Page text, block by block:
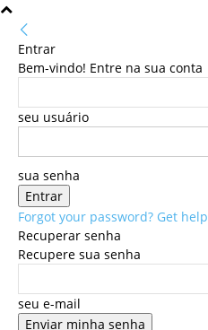
Entrar
Bem-vindo! Entre na sua conta
seu usuário
sua senha
Forgot your password? Get help
Recuperar senha
Recupere sua senha
seu e-mail